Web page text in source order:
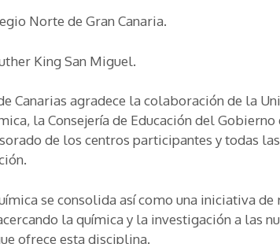
Norte de Gran Canaria.
King San Miguel.
Canarias agradece la colaboración de la
la Consejería de Educación del
de los centros participantes y todas
se consolida así como una iniciativa
la química y la investigación a las
ofrece esta disciplina.